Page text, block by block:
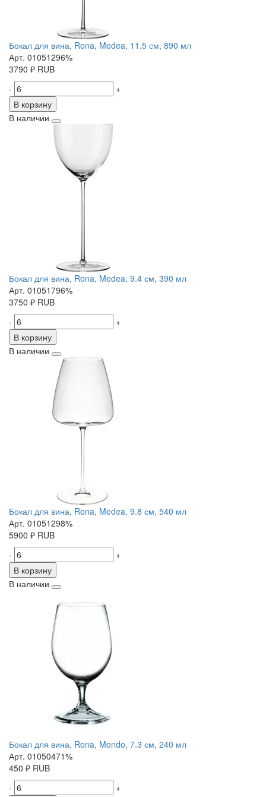
Бокал для вина, Rona, Medea, 11.5 см, 890 мл
Арт. 01051296%
3790 ₽ RUB
-
+
В корзину
В наличии
Бокал для вина, Rona, Medea, 9.4 см, 390 мл
Арт. 01051796%
3750 ₽ RUB
-
+
В корзину
В наличии
Бокал для вина, Rona, Medea, 9.8 см, 540 мл
Арт. 01051298%
5900 ₽ RUB
-
+
В корзину
В наличии
Бокал для вина, Rona, Mondo, 7.3 см, 240 мл
Арт. 01050471%
450 ₽ RUB
-
+